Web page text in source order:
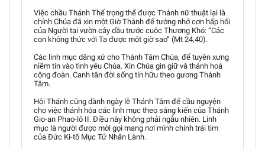
Việc chầu Thánh Thể trọng thể được Thánh nữ thuật lại là
chính Chúa đã xin một Giờ Thánh để tưởng nhớ cơn hấp hối
của Người tại vườn cây dầu trước cuộc Thương Khó: “Các
con không thức với Ta được một giờ sao” (Mt 24,40).
Các linh mục dâng xứ cho Thánh Tâm Chúa, để tuyên xưng
niềm tin vào tình yêu Chúa. Xin Chúa gìn giữ và thánh hoá
cộng đoàn. Canh tân đời sống tín hữu theo gương Thánh
Tâm.
Hội Thánh cũng dành ngày lễ Thánh Tâm để cầu nguyện
cho việc thánh hóa các linh mục theo sáng kiến của Thánh
Gio-an Phao-lô II. Điều này không phải ngẫu nhiên. Linh
mục là người được mời gọi mang nơi mình chính trái tim
của Đức Ki-tô Mục Tử Nhân Lành.